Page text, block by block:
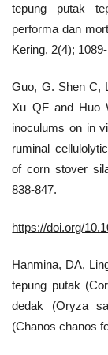
tepung putak
performa dan
Kering, 2(4);
Guo, G. Shen C,
Xu QF and Huo
inoculums on in
ruminal
of corn stover
838-847.
https://doi.org/
Hanmina, DA,
tepung putak
dedak (Oryza
(Chanos chanos